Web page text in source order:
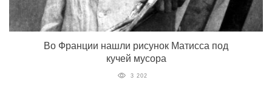
Во Франции нашли рисунок Матисса под
кучей мусора
3 202